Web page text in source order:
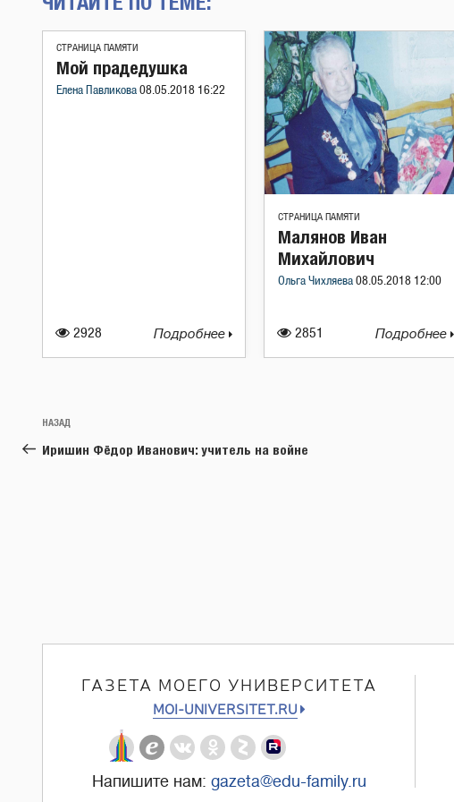
СТРАНИЦА ПАМЯТИ
2928
Мой прадедушка
Елена Павликова 08.05.2018 16:22
Подробнее
СТРАНИЦА ПАМЯТИ
2851
Малянов Иван
Михайлович
Ольга Чихляева 08.05.2018 12:00
Подробнее
Навигация
по
Предыдущая
запись:
НАЗАД
Иришин Фёдор Иванович: учитель на войне
ГАЗЕТА МОЕГО УНИВЕРСИТЕТА
MOI-UNIVERSITET.RU
Напишите нам: gazeta@edu-family.ru